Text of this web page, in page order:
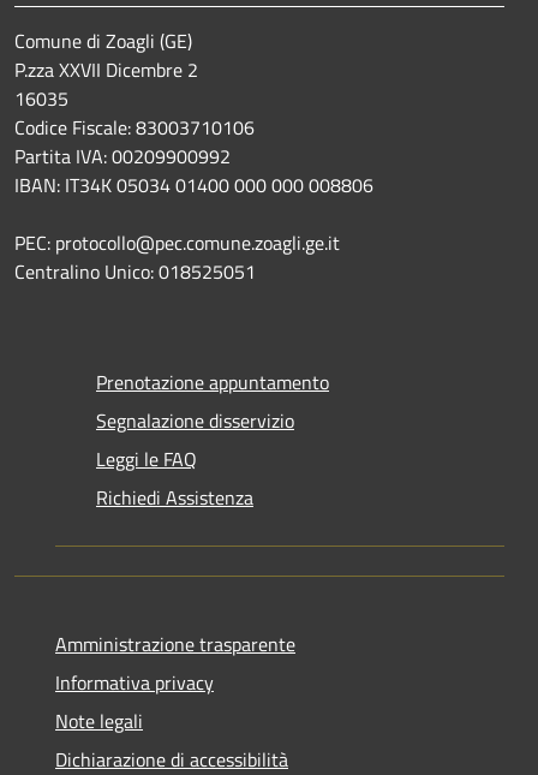
Comune di Zoagli (GE)
P.zza XXVII Dicembre 2
16035
Codice Fiscale: 83003710106
Partita IVA: 00209900992
IBAN: IT34K 05034 01400 000 000 008806
PEC: protocollo@pec.comune.zoagli.ge.it
Centralino Unico: 018525051
Prenotazione appuntamento
Segnalazione disservizio
Leggi le FAQ
Richiedi Assistenza
Amministrazione trasparente
Informativa privacy
Note legali
Dichiarazione di accessibilità